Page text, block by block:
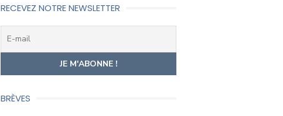
RECEVEZ NOTRE NEWSLETTER
BRÈVES